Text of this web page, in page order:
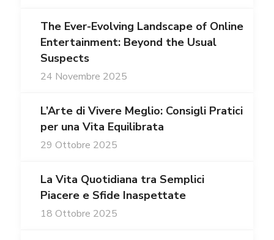
The Ever-Evolving Landscape of Online
Entertainment: Beyond the Usual
Suspects
24 Novembre 2025
L’Arte di Vivere Meglio: Consigli Pratici
per una Vita Equilibrata
29 Ottobre 2025
La Vita Quotidiana tra Semplici
Piacere e Sfide Inaspettate
18 Ottobre 2025